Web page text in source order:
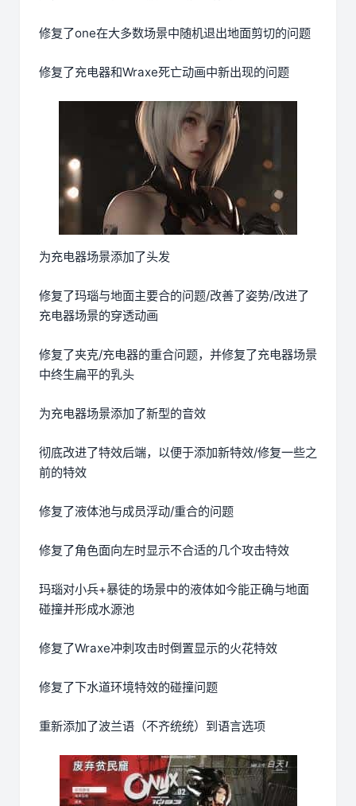
修复了one在大多数场景中随机退出地面剪切的问题
修复了充电器和Wraxe死亡动画中新出现的问题
为充电器场景添加了头发
修复了玛瑙与地面主要合的问题/改善了姿势/改进了
充电器场景的穿透动画
修复了夹克/充电器的重合问题，并修复了充电器场景
中终生扁平的乳头
为充电器场景添加了新型的音效
彻底改进了特效后端，以便于添加新特效/修复一些之
前的特效
修复了液体池与成员浮动/重合的问题
修复了角色面向左时显示不合适的几个攻击特效
玛瑙对小兵+暴徒的场景中的液体如今能正确与地面
碰撞并形成水源池
修复了Wraxe冲刺攻击时倒置显示的火花特效
修复了下水道环境特效的碰撞问题
重新添加了波兰语（不齐统统）到语言选项